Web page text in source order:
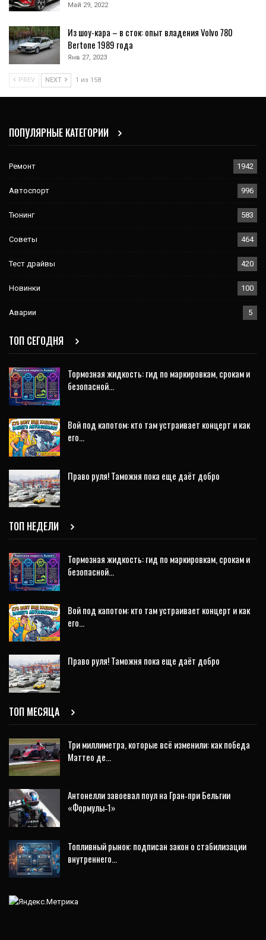
Май 29, 2022
Из шоу-кара – в сток: опыт владения Volvo 780
Bertone 1989 года
Янв 27, 2023
PREV NEXT 1 из 158
ПОПУЛЯРНЫЕ КАТЕГОРИИ
Ремонт 1942
Автоспорт 996
Тюнинг 583
Советы 464
Тест драйвы 420
Новинки 100
Аварии 5
ТОП СЕГОДНЯ
Тормозная жидкость: гид по маркировкам, срокам и
безопасной…
Вой под капотом: кто там устраивает концерт и как
его…
Право руля! Таможня пока еще даёт добро
ТОП НЕДЕЛИ
Тормозная жидкость: гид по маркировкам, срокам и
безопасной…
Вой под капотом: кто там устраивает концерт и как
его…
Право руля! Таможня пока еще даёт добро
ТОП МЕСЯЦА
Три миллиметра, которые всё изменили: как победа
Маттео де…
Антонелли завоевал поул на Гран‑при Бельгии
«Формулы‑1»
Топливный рынок: подписан закон о стабилизации
внутреннего…